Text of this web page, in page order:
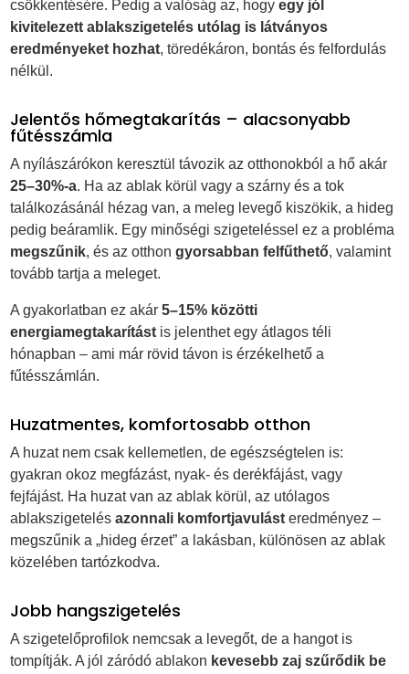
csökkentésére. Pedig a valóság az, hogyegy jól
kivitelezett ablakszigetelés utólag is látványos
eredményeket hozhat, töredékáron, bontás és felfordulás
nélkül.
Jelentős hőmegtakarítás – alacsonyabb
fűtésszámla
A nyílászárókon keresztül távozik az otthonokból a hő akár
25–30%-a. Ha az ablak körül vagy a szárny és a tok
találkozásánál hézag van, a meleg levegő kiszökik, a hideg
pedig beáramlik. Egy minőségi szigeteléssel ez a probléma
megszűnik, és az otthongyorsabban felfűthető, valamint
tovább tartja a meleget.
A gyakorlatban ez akár5–15% közötti
energiamegtakarítást is jelenthet egy átlagos téli
hónapban – ami már rövid távon is érzékelhető a
fűtésszámlán.
Huzatmentes, komfortosabb otthon
A huzat nem csak kellemetlen, de egészségtelen is:
gyakran okoz megfázást, nyak- és derékfájást, vagy
fejfájást. Ha huzat van az ablak körül, az utólagos
ablakszigetelésazonnali komfortjavulást eredményez –
megszűnik a „hideg érzet” a lakásban, különösen az ablak
közelében tartózkodva.
Jobb hangszigetelés
A szigetelőprofilok nemcsak a levegőt, de a hangot is
tompítják. A jól záródó ablakon kevesebb zaj szűrődik be